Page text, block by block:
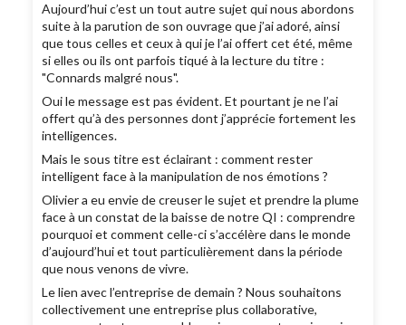
Aujourd’hui c’est un tout autre sujet qui nous abordons
suite à la parution de son ouvrage que j’ai adoré, ainsi
que tous celles et ceux à qui je l’ai offert cet été, même
si elles ou ils ont parfois tiqué à la lecture du titre :
"Connards malgré nous".
Oui le message est pas évident. Et pourtant je ne l’ai
offert qu’à des personnes dont j’apprécie fortement les
intelligences.
Mais le sous titre est éclairant : comment rester
intelligent face à la manipulation de nos émotions ?
Olivier a eu envie de creuser le sujet et prendre la plume
face à un constat de la baisse de notre QI : comprendre
pourquoi et comment celle-ci s’accélère dans le monde
d’aujourd’hui et tout particulièrement dans la période
que nous venons de vivre.
Le lien avec l’entreprise de demain ? Nous souhaitons
collectivement une entreprise plus collaborative,